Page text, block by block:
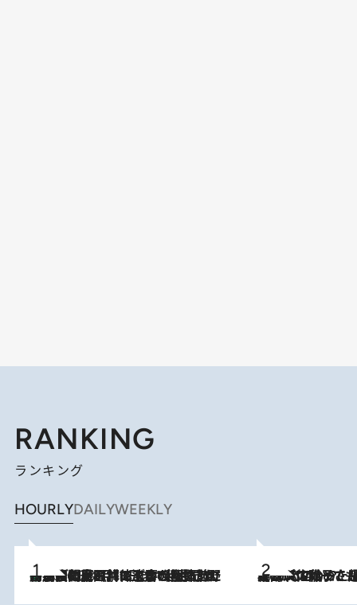
RANKING
ランキング
HOURLYDAILYWEEKLY
2026.8.8
「最後に見られてよかった」上野動物園の東園パンダ舎が解体前に特別公開。8月16日まで延長されたパネル展と共に辿る“半世紀”のパンダ飼育《解体工事の図面あり》 2026.8.5
【阿川佐和子さんの年とる力】なぜ70代で始めた趣味は“こんなに楽しい”のか？ ピアノ、俳句…スランプに陥っても続けられる“ある秘訣”とは